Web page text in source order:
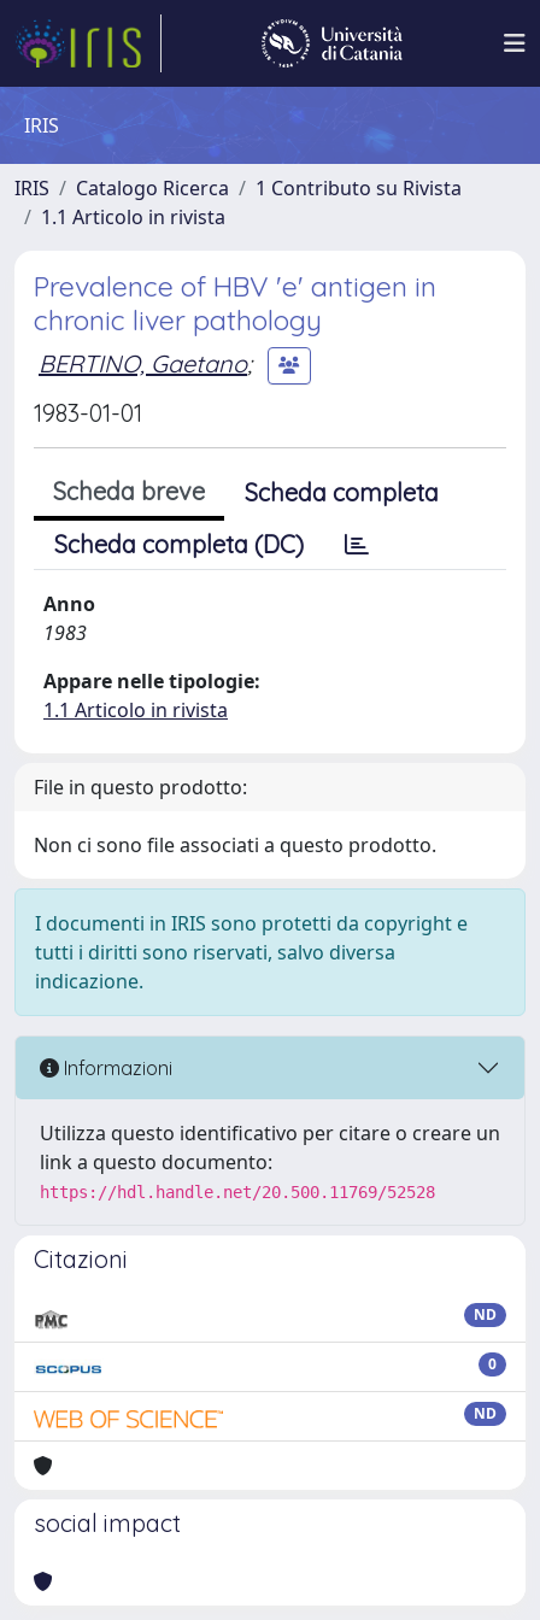
IRIS
IRIS Catalogo Ricerca
1 Contributo su Rivista
1.1 Articolo in rivista
Prevalence of HBV 'e' antigen in
chronic liver pathology
BERTINO, Gaetano;
1983-01-01
Scheda breve
Scheda completa
Scheda completa (DC)
Anno
1983
Appare nelle tipologie:
1.1 Articolo in rivista
File in questo prodotto:
Non ci sono file associati a questo prodotto.
I documenti in IRIS sono protetti da copyright e
tutti i diritti sono riservati, salvo diversa
indicazione.
Informazioni
Utilizza questo identificativo per citare o creare un
link a questo documento:
https://hdl.handle.net/20.500.11769/52528
Citazioni
ND
0
ND
social impact